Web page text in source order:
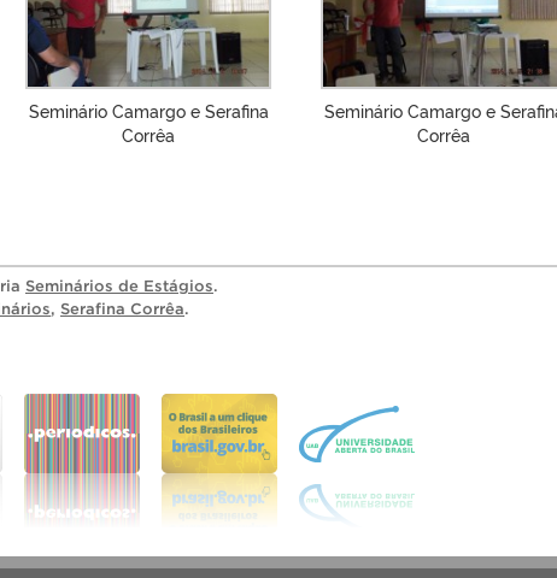
Seminário Camargo e Serafina
Corrêa
Seminário Camargo e
Corrêa
Seminários de Estágios.
, Serafina Corrêa.